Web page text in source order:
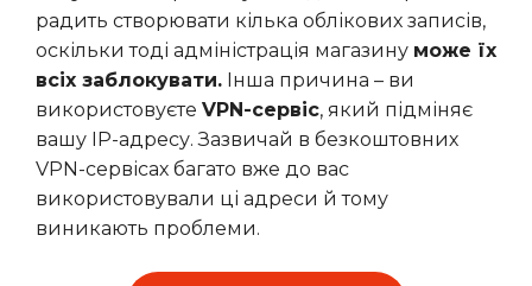
радить створювати кілька облікових записів,
оскільки тоді адміністрація магазину може їх
всіх заблокувати. Інша причина – ви
використовуєте VPN-сервіс, який підміняє
вашу IP-адресу. Зазвичай в безкоштовних
VPN-сервісах багато вже до вас
використовували ці адреси й тому
виникають проблеми.